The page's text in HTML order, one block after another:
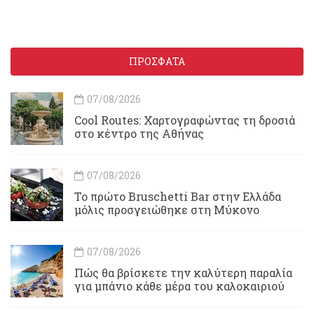
ΠΡΟΣΦΑΤΑ
07/08/2026
Cool Routes: Χαρτογραφώντας τη δροσιά
στο κέντρο της Αθήνας
07/08/2026
Το πρώτο Bruschetti Bar στην Ελλάδα
μόλις προσγειώθηκε στη Μύκονο
07/08/2026
Πώς θα βρίσκετε την καλύτερη παραλία
για μπάνιο κάθε μέρα του καλοκαιριού